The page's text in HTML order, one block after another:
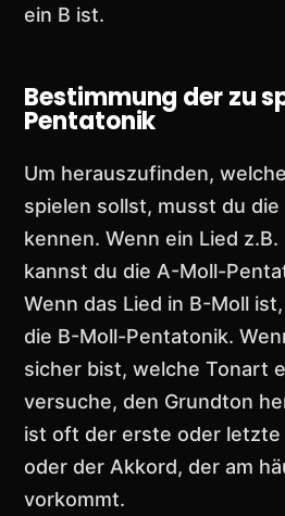
ein B ist.
Bestimmung der zu
Pentatonik
Um herauszufinden,
spielen sollst, musst du
kennen. Wenn ein Lied
kannst du die A-Moll-
Wenn das Lied in B-Moll
die B-Moll-Pentatonik.
sicher bist, welche Tonart
versuche, den Grundton
ist oft der erste oder letzte
oder der Akkord, der am
vorkommt.